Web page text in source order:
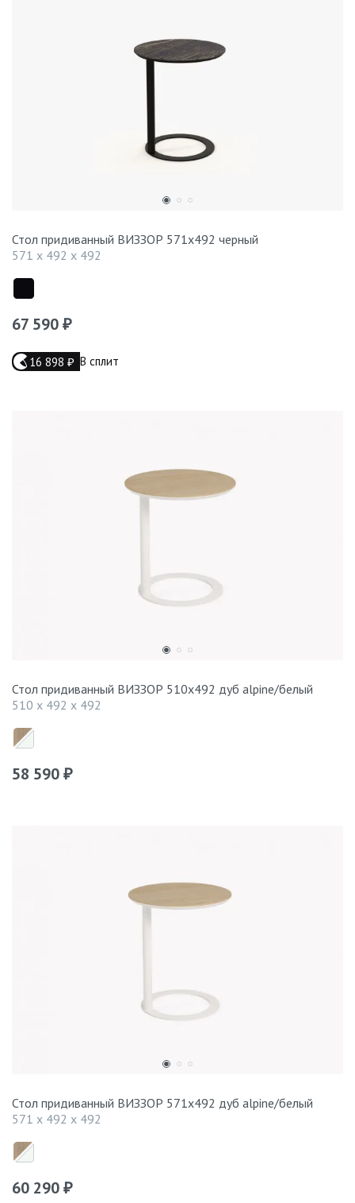
Стол придиванный ВИЗЗОР 571x492 черный
571 x 492 x 492
67 590 ₽
16 898 ₽ В сплит
Стол придиванный ВИЗЗОР 510x492 дуб alpine/белый
510 x 492 x 492
58 590 ₽
Стол придиванный ВИЗЗОР 571x492 дуб alpine/белый
571 x 492 x 492
60 290 ₽